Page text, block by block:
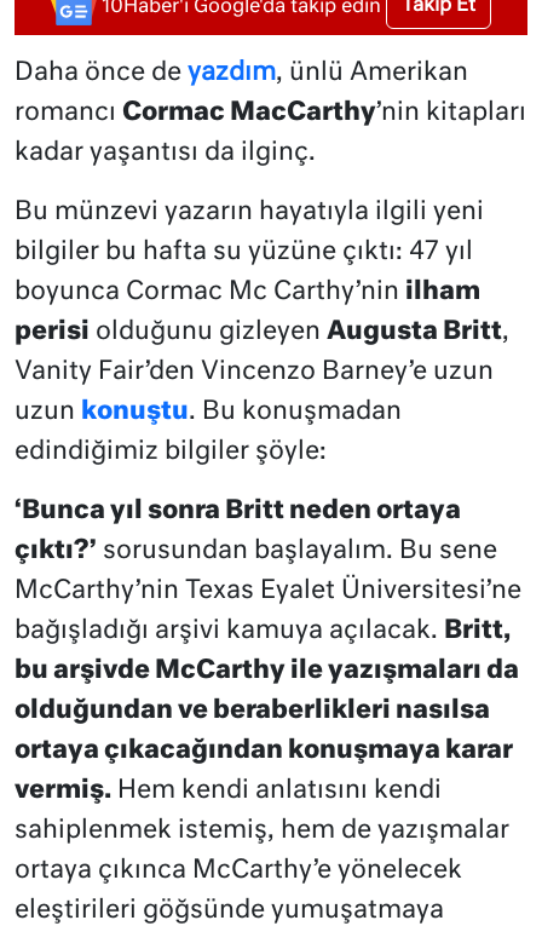
10Haber'i Google'da takip edin Takip Et
Daha önce de yazdım, ünlü Amerikan
romancı Cormac MacCarthy’nin kitapları
kadar yaşantısı da ilginç.
Bu münzevi yazarın hayatıyla ilgili yeni
bilgiler bu hafta su yüzüne çıktı: 47 yıl
boyunca Cormac Mc Carthy’nin ilham
perisi olduğunu gizleyen Augusta Britt,
Vanity Fair’den Vincenzo Barney’e uzun
uzun konuştu. Bu konuşmadan
edindiğimiz bilgiler şöyle:
‘Bunca yıl sonra Britt neden ortaya
çıktı?’ sorusundan başlayalım. Bu sene
McCarthy’nin Texas Eyalet Üniversitesi’ne
bağışladığı arşivi kamuya açılacak. Britt,
bu arşivde McCarthy ile yazışmaları da
olduğundan ve beraberlikleri nasılsa
ortaya çıkacağından konuşmaya karar
vermiş. Hem kendi anlatısını kendi
sahiplenmek istemiş, hem de yazışmalar
ortaya çıkınca McCarthy’e yönelecek
eleştirileri göğsünde yumuşatmaya